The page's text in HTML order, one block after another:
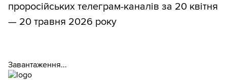
проросійських телеграм-каналів за 20 квітня
— 20 травня 2026 року
Завантаження...